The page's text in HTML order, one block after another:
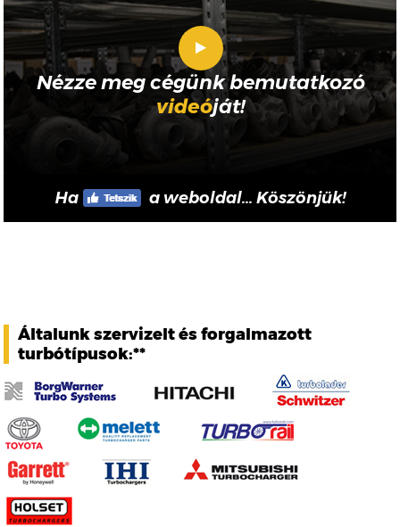
Nézze meg cégünk bemutatkozó
videóját!
Ha a weboldal... Köszönjük!
Általunk szervizelt és forgalmazott
turbótípusok:**